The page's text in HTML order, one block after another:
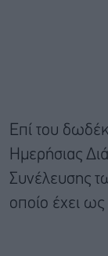
Επί του
Ημερήσιας
Συνέλευσης
οποίο έχει ως